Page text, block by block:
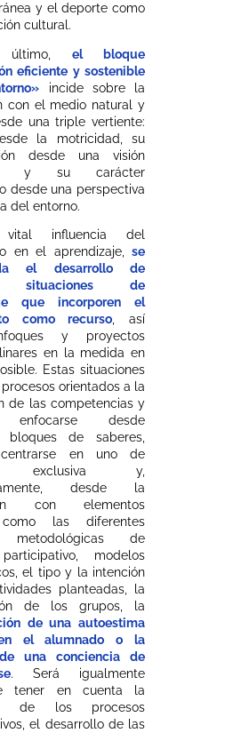
y el deporte como
cultural.
el bloque
eficiente y sostenible
incide sobre la
con el medio natural y
una triple vertiente:
la motricidad, su
desde una visión
y su carácter
desde una perspectiva
del entorno.
influencia del
en el aprendizaje, se
el desarrollo de
situaciones de
que incorporen el
como recurso, así
y proyectos
en la medida en
Estas situaciones
orientados a la
de las competencias y
enfocarse desde
bloques de saberes,
en uno de
exclusiva y,
desde la
con elementos
las diferentes
metodológicas de
modelos
el tipo y la intención
planteadas, la
de los grupos, la
de una autoestima
el alumnado o la
una conciencia de
. Será igualmente
tener en cuenta la
de los procesos
el desarrollo de las